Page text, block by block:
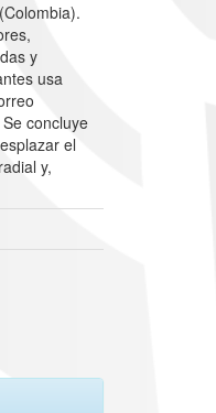
y
usa
concluye
el
y,